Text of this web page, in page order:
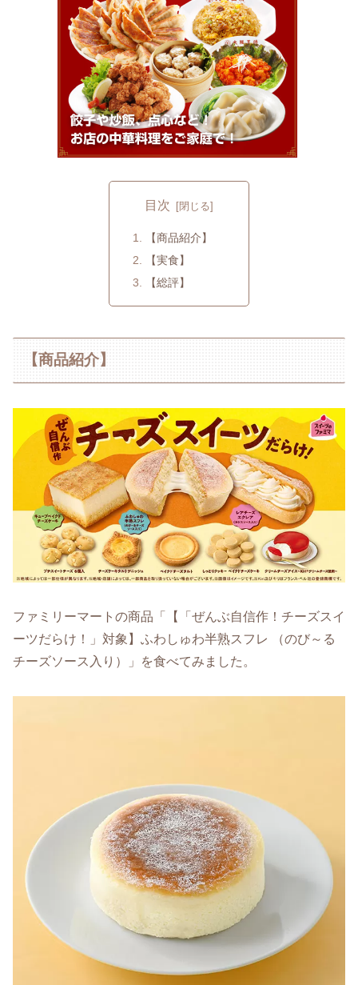
目次
【商品紹介】
【実食】
【総評】
【商品紹介】
ファミリーマートの商品「【「ぜんぶ自信作！チーズスイ
ーツだらけ！」対象】ふわしゅわ半熟スフレ （のび～る
チーズソース入り）」を食べてみました。